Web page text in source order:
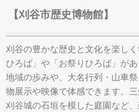
【刈谷市歴史博物館】
刈谷の豊かな歴史と文化を楽し
ひろば」や「お祭りひろば」が
地域の歩みや、大名行列・山車
物展示や映像で体感できます。
刈谷城の石垣を模した庭園など